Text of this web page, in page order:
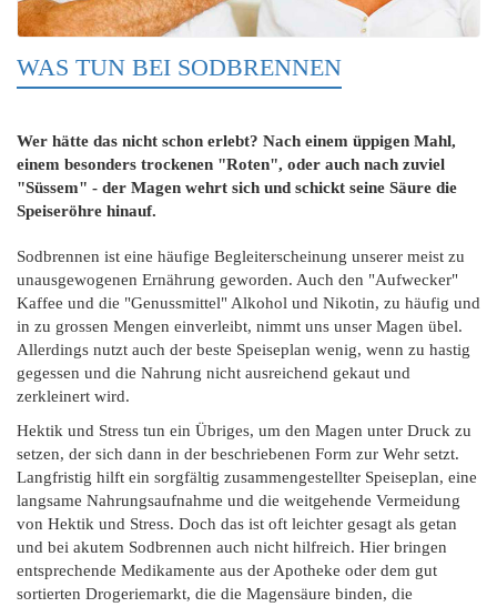
WAS TUN BEI SODBRENNEN
Wer hätte das nicht schon erlebt? Nach einem üppigen Mahl,
einem besonders trockenen "Roten", oder auch nach zuviel
"Süssem" - der Magen wehrt sich und schickt seine Säure die
Speiseröhre hinauf.
Sodbrennen ist eine häufige Begleiterscheinung unserer meist zu
unausgewogenen Ernährung geworden. Auch den "Aufwecker"
Kaffee und die "Genussmittel" Alkohol und Nikotin, zu häufig und
in zu grossen Mengen einverleibt, nimmt uns unser Magen übel.
Allerdings nutzt auch der beste Speiseplan wenig, wenn zu hastig
gegessen und die Nahrung nicht ausreichend gekaut und
zerkleinert wird.
Hektik und Stress tun ein Übriges, um den Magen unter Druck zu
setzen, der sich dann in der beschriebenen Form zur Wehr setzt.
Langfristig hilft ein sorgfältig zusammengestellter Speiseplan, eine
langsame Nahrungsaufnahme und die weitgehende Vermeidung
von Hektik und Stress. Doch das ist oft leichter gesagt als getan
und bei akutem Sodbrennen auch nicht hilfreich. Hier bringen
entsprechende Medikamente aus der Apotheke oder dem gut
sortierten Drogeriemarkt, die die Magensäure binden, die